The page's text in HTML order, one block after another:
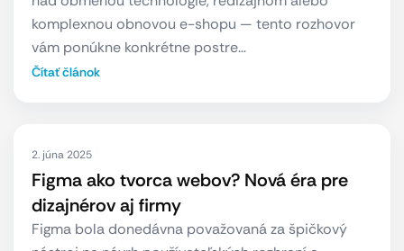
komplexnou obnovou e-shopu — tento rozhovor
vám ponúkne konkrétne postre…
Čítať článok
2. júna 2025
Figma ako tvorca webov? Nová éra pre
dizajnérov aj firmy
Figma bola donedávna považovaná za špičkový